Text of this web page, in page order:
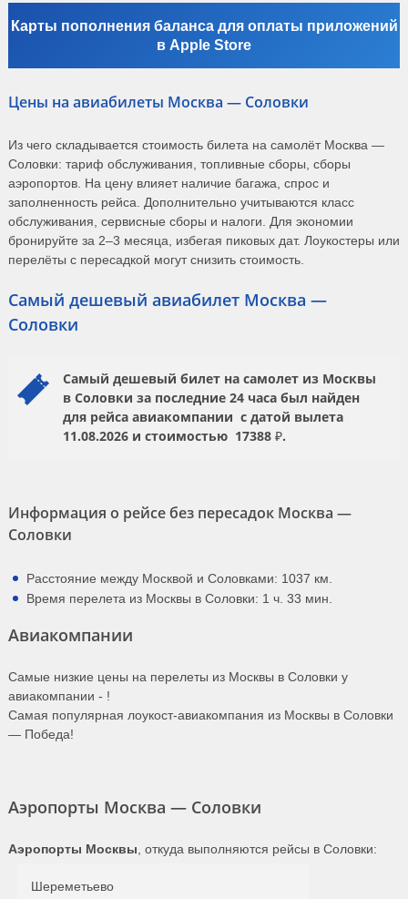
Карты пополнения баланса для оплаты приложений
в Apple Store
Цены на авиабилеты Москва — Соловки
Из чего складывается стоимость билета на самолёт Москва —
Соловки: тариф обслуживания, топливные сборы, сборы
аэропортов. На цену влияет наличие багажа, спрос и
заполненность рейса. Дополнительно учитываются класс
обслуживания, сервисные сборы и налоги. Для экономии
бронируйте за 2–3 месяца, избегая пиковых дат. Лоукостеры или
перелёты с пересадкой могут снизить стоимость.
Самый дешевый авиабилет Москва —
Соловки
Самый дешевый билет на самолет из Москвы
в Соловки за последние 24 часа был найден
для рейса авиакомпании с датой вылета
11.08.2026 и стоимостью 17388 ₽.
Информация о рейсе без пересадок Москва —
Соловки
Расстояние между Москвой и Соловками: 1037 км.
Время перелета из Москвы в Соловки: 1 ч. 33 мин.
Авиакомпании
Самые низкие цены на перелеты из Москвы в Соловки у
авиакомпании - !
Самая популярная лоукост-авиакомпания из Москвы в Соловки
— Победа!
Аэропорты Москва — Соловки
Аэропорты Москвы , откуда выполняются рейсы в Соловки:
Шереметьево